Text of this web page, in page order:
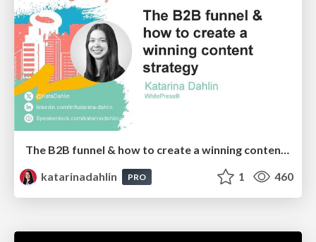
katarinadahlin
PRO 1 460